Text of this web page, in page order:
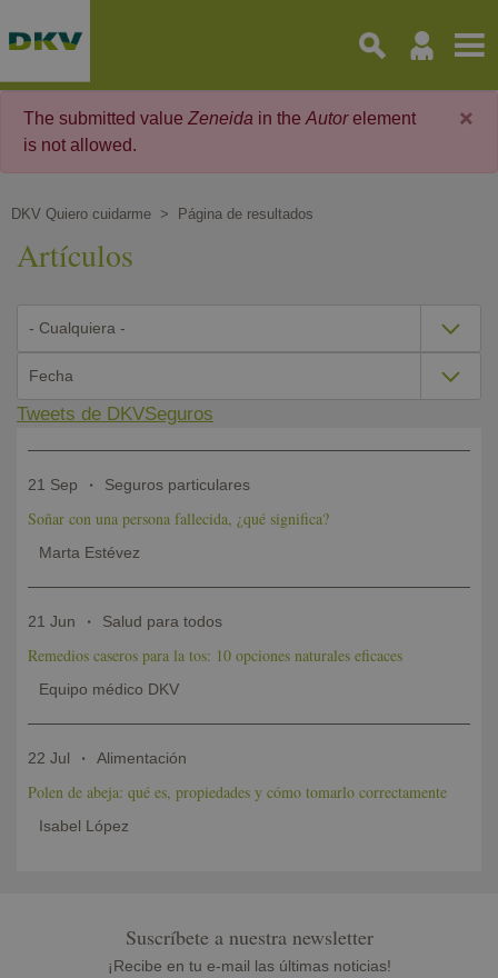
al
principal
×
The submitted value Zeneida in the Autorelement
is not allowed.
DKV Quiero cuidarme Página de resultados
Artículos
Tweets de DKVSeguros
21 Sep Seguros particulares
Soñar con una persona fallecida, ¿qué significa?
Marta Estévez
21 Jun Salud para todos
Remedios caseros para la tos: 10 opciones naturales eficaces
Equipo médico DKV
22 Jul Alimentación
Polen de abeja: qué es, propiedades y cómo tomarlo correctamente
Isabel López
Suscríbete a nuestra newsletter
¡Recibe en tu e-mail las últimas noticias!